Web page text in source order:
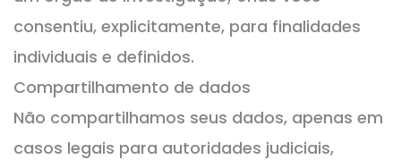
consentiu, explicitamente, para finalidades
individuais e definidos.
Compartilhamento de dados
Não compartilhamos seus dados, apenas em
casos legais para autoridades judiciais,